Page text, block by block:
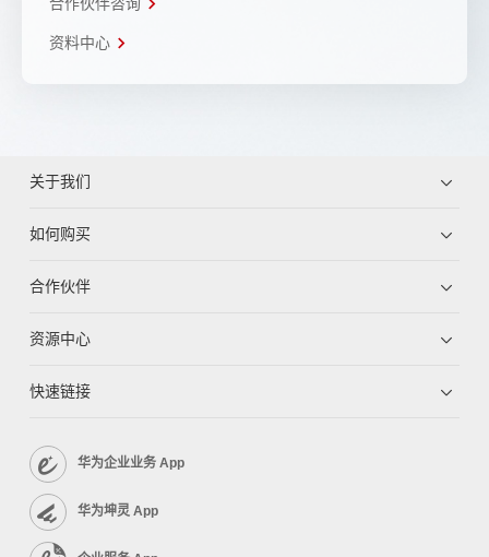
资料中心
关于我们
如何购买
合作伙伴
资源中心
快速链接
华为企业业务 App
华为坤灵 App